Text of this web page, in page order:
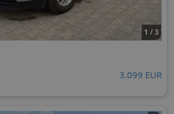
1 / 3
3.099 EUR